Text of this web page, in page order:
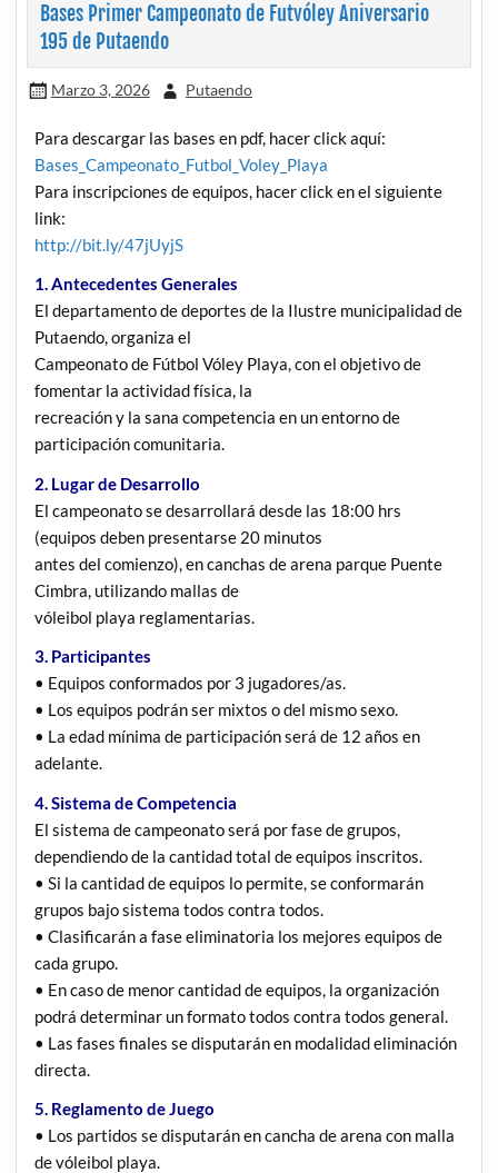
Bases Primer Campeonato de Futvóley Aniversario
195 de Putaendo
Marzo 3, 2026 Putaendo
Para descargar las bases en pdf, hacer click aquí:
Bases_Campeonato_Futbol_Voley_Playa
Para inscripciones de equipos, hacer click en el siguiente
link:
http://bit.ly/47jUyjS
1. Antecedentes Generales
El departamento de deportes de la Ilustre municipalidad de
Putaendo, organiza el
Campeonato de Fútbol Vóley Playa, con el objetivo de
fomentar la actividad física, la
recreación y la sana competencia en un entorno de
participación comunitaria.
2. Lugar de Desarrollo
El campeonato se desarrollará desde las 18:00 hrs
(equipos deben presentarse 20 minutos
antes del comienzo), en canchas de arena parque Puente
Cimbra, utilizando mallas de
vóleibol playa reglamentarias.
3. Participantes
• Equipos conformados por 3 jugadores/as.
• Los equipos podrán ser mixtos o del mismo sexo.
• La edad mínima de participación será de 12 años en
adelante.
4. Sistema de Competencia
El sistema de campeonato será por fase de grupos,
dependiendo de la cantidad total de equipos inscritos.
• Si la cantidad de equipos lo permite, se conformarán
grupos bajo sistema todos contra todos.
• Clasificarán a fase eliminatoria los mejores equipos de
cada grupo.
• En caso de menor cantidad de equipos, la organización
podrá determinar un formato todos contra todos general.
• Las fases finales se disputarán en modalidad eliminación
directa.
5. Reglamento de Juego
• Los partidos se disputarán en cancha de arena con malla
de vóleibol playa.